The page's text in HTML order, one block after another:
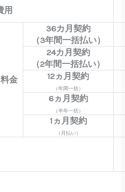
用
金
36カ月契約
（3年間一括払い）
24カ月契約
（2年間一括払い）
12ヵ月契約
（年間一括）
6ヵ月契約
（半年一括）
1ヵ月契約
（月払い）